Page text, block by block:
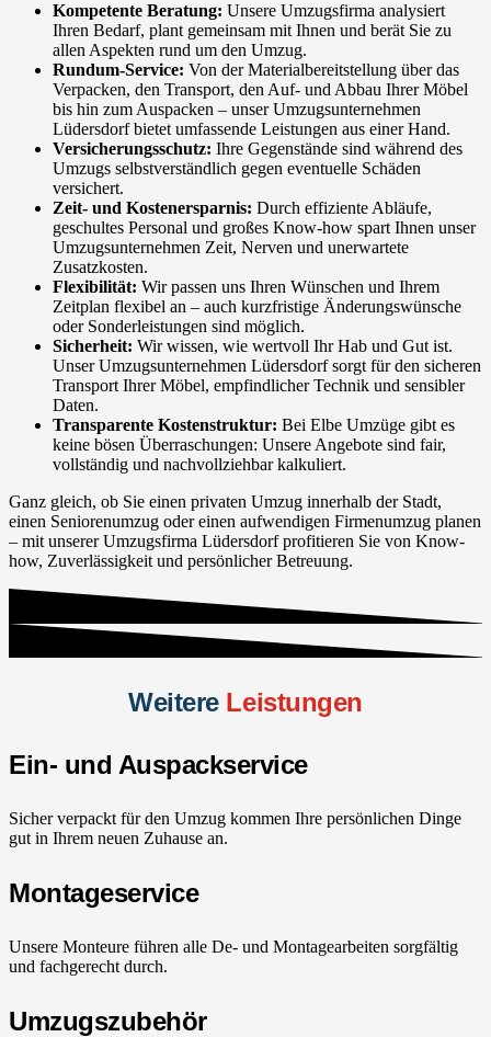
Kompetente Beratung: Unsere Umzugsfirma analysiert
Ihren Bedarf, plant gemeinsam mit Ihnen und berät Sie zu
allen Aspekten rund um den Umzug.
Rundum-Service: Von der Materialbereitstellung über das
Verpacken, den Transport, den Auf- und Abbau Ihrer Möbel
bis hin zum Auspacken – unser Umzugsunternehmen
Lüdersdorf bietet umfassende Leistungen aus einer Hand.
Versicherungsschutz: Ihre Gegenstände sind während des
Umzugs selbstverständlich gegen eventuelle Schäden
versichert.
Zeit- und Kostenersparnis: Durch effiziente Abläufe,
geschultes Personal und großes Know-how spart Ihnen unser
Umzugsunternehmen Zeit, Nerven und unerwartete
Zusatzkosten.
Flexibilität: Wir passen uns Ihren Wünschen und Ihrem
Zeitplan flexibel an – auch kurzfristige Änderungswünsche
oder Sonderleistungen sind möglich.
Sicherheit: Wir wissen, wie wertvoll Ihr Hab und Gut ist.
Unser Umzugsunternehmen Lüdersdorf sorgt für den sicheren
Transport Ihrer Möbel, empfindlicher Technik und sensibler
Daten.
Transparente Kostenstruktur: Bei Elbe Umzüge gibt es
keine bösen Überraschungen: Unsere Angebote sind fair,
vollständig und nachvollziehbar kalkuliert.
Ganz gleich, ob Sie einen privaten Umzug innerhalb der Stadt,
einen Seniorenumzug oder einen aufwendigen Firmenumzug planen
– mit unserer Umzugsfirma Lüdersdorf profitieren Sie von Know-
how, Zuverlässigkeit und persönlicher Betreuung.
Weitere Leistungen
Ein- und Auspackservice
Sicher verpackt für den Umzug kommen Ihre persönlichen Dinge
gut in Ihrem neuen Zuhause an.
Montageservice
Unsere Monteure führen alle De- und Montagearbeiten sorgfältig
und fachgerecht durch.
Umzugszubehör